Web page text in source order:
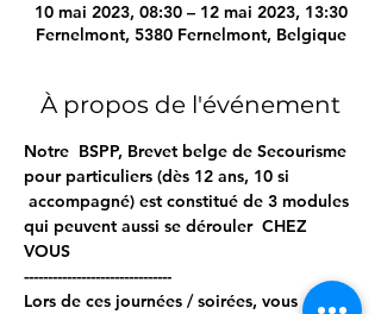
10 mai 2023, 08:30 – 12 mai 2023, 13:30
Fernelmont, 5380 Fernelmont, Belgique
À propos de l'événement
Notre  BSPP, Brevet belge de Secourisme
pour particuliers (dès 12 ans, 10 si
accompagné) est constitué de 3 modules
qui peuvent aussi se dérouler  CHEZ
VOUS
-------------------------------
Lors de ces journées / soirées, vous